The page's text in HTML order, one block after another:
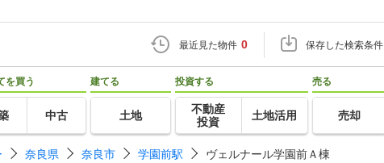
最近見た物件 0 保存した検索条件
を買う
中古
建てる
土地
投資する
不動産
投資
土地活用
売る
売却
奈良県 奈良市 学園前駅 ヴェルナール学園前Ａ棟